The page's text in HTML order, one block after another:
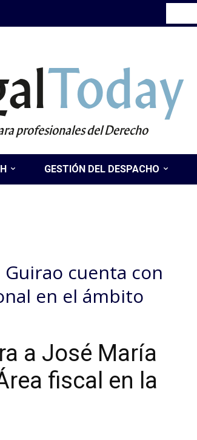
Today
profesionales del Derecho
GESTIÓN DEL DESPACHO
Guirao cuenta con
en el ámbito
a José María
fiscal en la